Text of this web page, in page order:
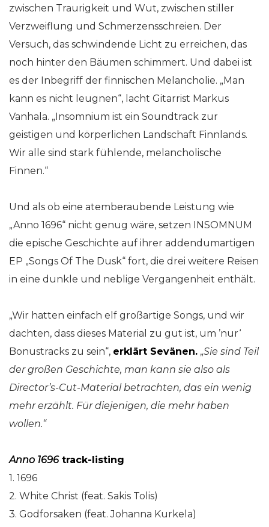
zwischen Traurigkeit und Wut, zwischen stiller
Verzweiflung und Schmerzensschreien. Der
Versuch, das schwindende Licht zu erreichen, das
noch hinter den Bäumen schimmert. Und dabei ist
es der Inbegriff der finnischen Melancholie. „Man
kann es nicht leugnen“, lacht Gitarrist Markus
Vanhala. „Insomnium ist ein Soundtrack zur
geistigen und körperlichen Landschaft Finnlands.
Wir alle sind stark fühlende, melancholische
Finnen.“
Und als ob eine atemberaubende Leistung wie
„Anno 1696“ nicht genug wäre, setzen INSOMNUM
die epische Geschichte auf ihrer addendumartigen
EP „Songs Of The Dusk“ fort, die drei weitere Reisen
in eine dunkle und neblige Vergangenheit enthält.
„Wir hatten einfach elf großartige Songs, und wir
dachten, dass dieses Material zu gut ist, um ’nur‘
Bonustracks zu sein“, erklärt Sevänen. „Sie sind Teil
der großen Geschichte, man kann sie also als
Director’s-Cut-Material betrachten, das ein wenig
mehr erzählt. Für diejenigen, die mehr haben
wollen.“
Anno 1696track-listing
1. 1696
2. White Christ (feat. Sakis Tolis)
3. Godforsaken (feat. Johanna Kurkela)